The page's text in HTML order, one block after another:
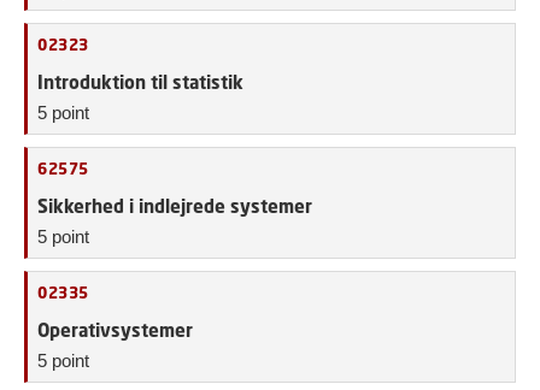
02323
Introduktion til statistik
5 point
62575
Sikkerhed i indlejrede systemer
5 point
02335
Operativsystemer
5 point